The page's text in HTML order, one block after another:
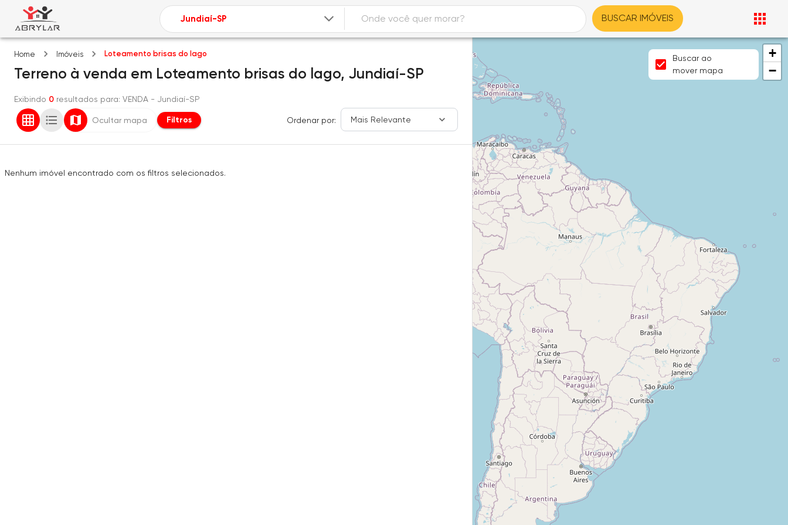
BUSCAR IMÓVEIS
Home Imóveis Loteamento brisas do lago
Terreno à venda em Loteamento brisas do lago, Jundiaí-SP
Exibindo 0 resultados para: VENDA - Jundiaí-SP
Ocultar mapa Filtros Ordenar por: Mais Relevante
Nenhum imóvel encontrado com os filtros selecionados.
+
−
Buscar ao
mover mapa